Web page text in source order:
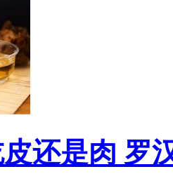
还是肉 罗